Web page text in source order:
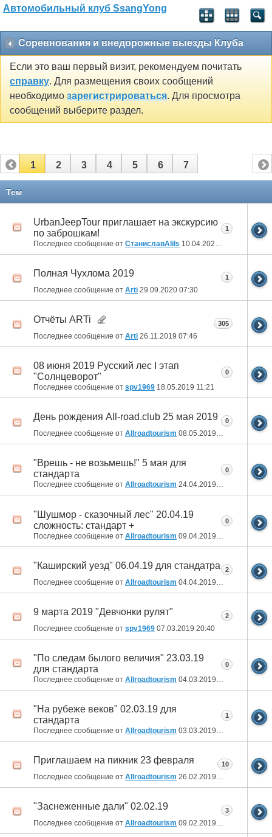
Автомобильный клуб SsangYong
Соревнования и внедорожные выезды Клуба
Если это ваш первый визит, рекомендуем почитать
справку. Для размещения своих сообщений
необходимо зарегистрироваться. Для просмотра
сообщений выберите раздел.
1 2 3 4 5 6 7
Тем
UrbanJeepTour приглашает на экскурсию
по заброшкам!
Последнее сообщение от СтаниславAlils 10.04.2022 07:20
1
Полная Чухлома 2019
Последнее сообщение от Arti 29.09.2020 07:30
1
Отчёты ARTi
Последнее сообщение от Arti 26.11.2019 07:46
305
08 июня 2019 Русский лес I этап
"Солнцеворот"
Последнее сообщение от spv1969 18.05.2019 11:21
0
День рождения All-road.club 25 мая 2019
Последнее сообщение от Allroadtourism 08.05.2019 13:53
0
"Врешь - не возьмешь!" 5 мая для
стандарта
Последнее сообщение от Allroadtourism 24.04.2019 18:36
0
"Шушмор - сказочный лес" 20.04.19
сложность: стандарт +
Последнее сообщение от Allroadtourism 09.04.2019
0
"Каширский уезд" 06.04.19 для стандатра
Последнее сообщение от Allroadtourism 04.04.2019
2
9 марта 2019 "Девчонки рулят"
Последнее сообщение от spv1969 07.03.2019 20:40
2
"По следам былого величия" 23.03.19
для стандарта
Последнее сообщение от Allroadtourism 04.03.2019
0
"На рубеже веков" 02.03.19 для
стандарта
Последнее сообщение от Allroadtourism 03.03.2019 20:52
1
Приглашаем на пикник 23 февраля
Последнее сообщение от Allroadtourism 26.02.2019 22:00
10
"Заснеженные дали" 02.02.19
Последнее сообщение от Allroadtourism 09.02.2019 10:52
3